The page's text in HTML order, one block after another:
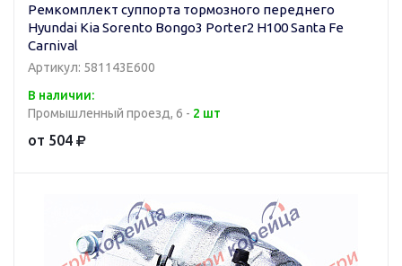
Ремкомплект суппорта тормозного переднего
Hyundai Kia Sorento Bongo3 Porter2 H100 Santa Fe
Carnival
Артикул: 581143E600
В наличии:
Промышленный проезд, 6 - 2 шт
от 504